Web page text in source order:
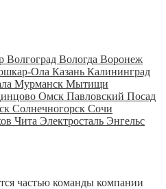
Волгоград Вологда Воронеж
Ола Казань Калининград
Мурманск Мытищи
Омск Павловский Посад
Солнечногорск Сочи
Чита Электросталь Энгельс
частью команды компании